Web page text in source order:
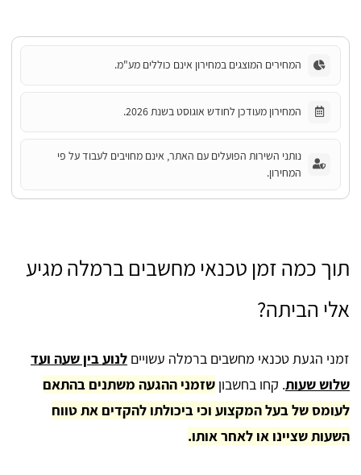
המחירים המוצגים במחירון אינם כוללים מע"מ.
המחירון מעודכן לחודש אוגוסט בשנת 2026.
נותני השירות הפועלים עם האתר, אינם מחויבים לעבוד על פי
המחירון.
תוך כמה זמן טכנאי מחשבים ברמלה מגיע
אלי הביתה?
זמני הגעת טכנאי מחשבים ברמלה עשויים לנוע בין שעה ועד
שלוש שעות. קחו בחשבון שזמני ההגעה משתנים בהתאם
לעומס של בעל המקצוע וכי ביכולתו להקדים את טווח
השעות שציינו או לאחר אותו.